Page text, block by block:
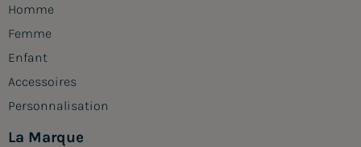
Homme
Femme
Enfant
Accessoires
Personnalisation
La Marque